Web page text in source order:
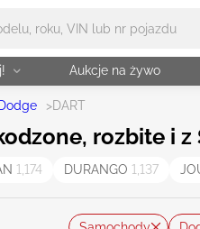
Aukcje na żywo
Dodge >DART
rozbite i
1,174 DURANGO 1,137